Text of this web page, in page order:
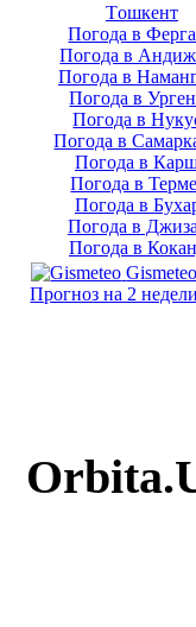
Тoшкент
Погода в
Погода в
Погода в
Погода в
Погода в
Погода в
Погода в
Погода в
Погода в
Погода в
Погода в
Gismeteo
Прогноз на 2 недели